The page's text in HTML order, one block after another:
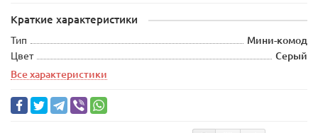
Краткие характеристики
Тип
Мини-комод
Цвет
Серый
Все характеристики